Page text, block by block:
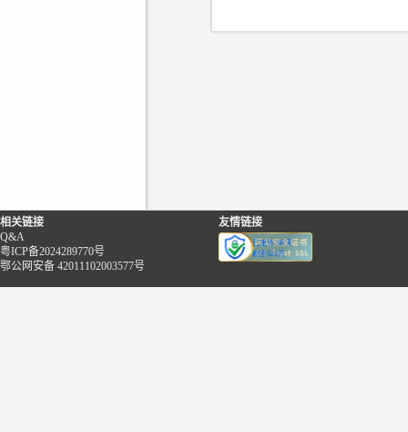
相关链接
Q&A
粤ICP备2024289770号
鄂公网安备 42011102003577号
友情链接